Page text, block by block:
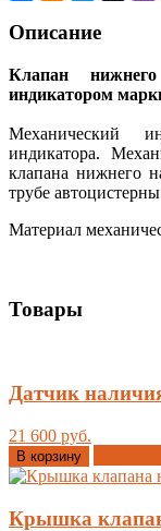
Описание
Клапан
индикатором
Механический
индикатора.
клапана нижнего
трубе
Материал
Товары
Датчик
21 600 руб.
В корзину
Крышка